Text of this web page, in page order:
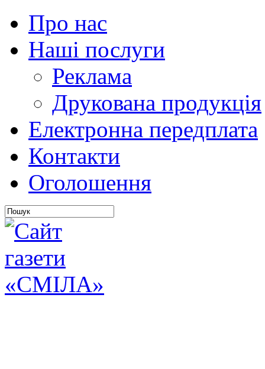
Про нас
Наші послуги
Реклама
Друкована продукція
Електронна передплата
Контакти
Оголошення